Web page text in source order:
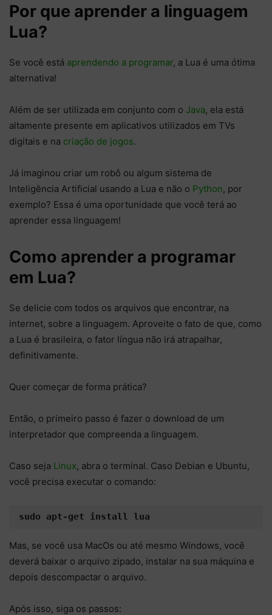
Por que aprender a linguagem
Lua?
Se você está aprendendo a programar, a Lua é uma ótima
alternativa!
Além de ser utilizada em conjunto com o Java, ela está
altamente presente em aplicativos utilizados em TVs
digitais e na criação de jogos.
Já imaginou criar um robô ou algum sistema de
Inteligência Artificial usando a Lua e não o Python, por
exemplo? Essa é uma oportunidade que você terá ao
aprender essa linguagem!
Como aprender a programar
em Lua?
Se delicie com todos os arquivos que encontrar, na
internet, sobre a linguagem. Aproveite o fato de que, como
a Lua é brasileira, o fator língua não irá atrapalhar,
definitivamente.
Quer começar de forma prática?
Então, o primeiro passo é fazer o download de um
interpretador que compreenda a linguagem.
Caso seja Linux, abra o terminal. Caso Debian e Ubuntu,
você precisa executar o comando:
sudo apt-get install lua
Mas, se você usa MacOs ou até mesmo Windows, você
deverá baixar o arquivo zipado, instalar na sua máquina e
depois descompactar o arquivo.
Após isso, siga os passos: